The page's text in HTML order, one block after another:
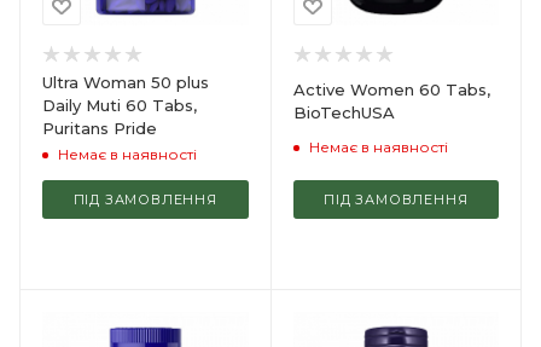
Ultra Woman 50 plus
Daily Muti 60 Tabs,
Puritans Pride
Немає в наявності
ПІД ЗАМОВЛЕННЯ
Active Women 60 Tabs,
BioTechUSA
Немає в наявності
ПІД ЗАМОВЛЕННЯ